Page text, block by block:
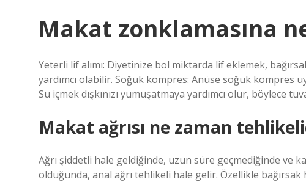
Makat zonklamasına
Yeterli lif alımı: Diyetinize bol miktarda lif eklemek,
yardımcı olabilir. Soğuk kompres: Anüse soğuk kompres
Su içmek dışkınızı yumuşatmaya yardımcı olur, böylece
Makat ağrısı ne zaman
Ağrı şiddetli hale geldiğinde, uzun süre geçmediğinde ve
olduğunda, anal ağrı tehlikeli hale gelir. Özellikle